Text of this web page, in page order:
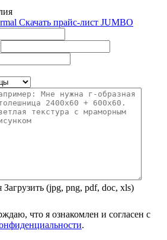
Скачать прайс-лист JUMBO
Загрузить (jpg, png, pdf, doc, xls)
что я ознакомлен и согласен с
.